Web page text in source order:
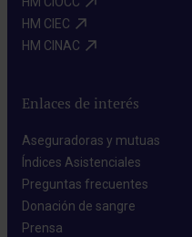
HM CIEC​
HM CINAC​
Enlaces de interés
Aseguradoras y mutuas​
Índices Asistenciales​
Preguntas frecuentes​
Donación de sangre​
Prensa​